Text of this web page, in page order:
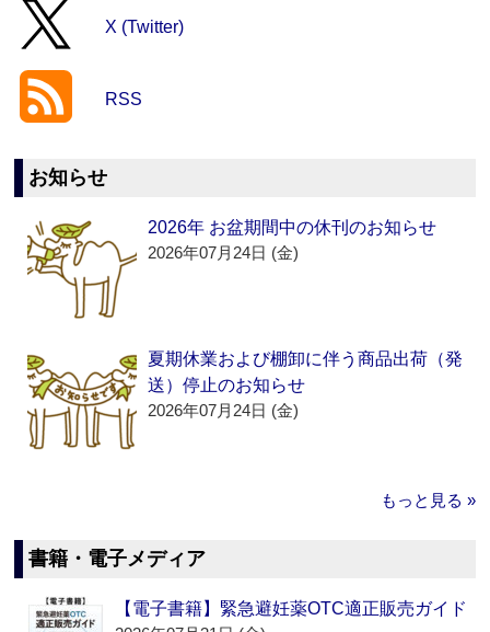
X (Twitter)
RSS
お知らせ
2026年 お盆期間中の休刊のお知らせ
2026年07月24日 (金)
夏期休業および棚卸に伴う商品出荷（発
送）停止のお知らせ
2026年07月24日 (金)
もっと見る »
書籍・電子メディア
【電子書籍】緊急避妊薬OTC適正販売ガイド